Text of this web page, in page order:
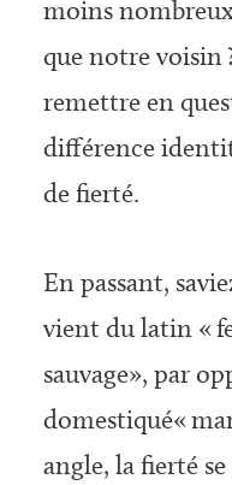
moins
que notre voisin
remettre en
différence
de fierté.
En passant,
vient du latin «
sauvage», par
domestiqué«
angle, la fierté